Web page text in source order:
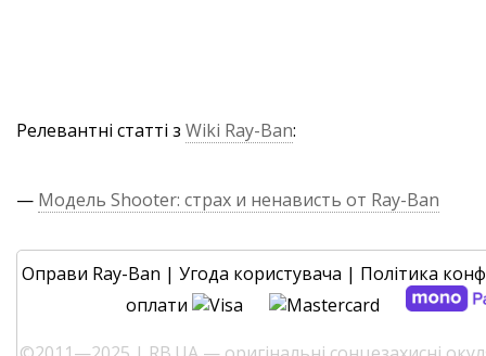
Релевантні статті з Wiki Ray-Ban:
— Модель Shooter: страх и ненависть от Ray-Ban
Оправи Ray-Ban | Угода користувача | Політика
оплати